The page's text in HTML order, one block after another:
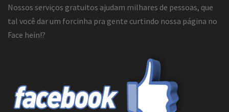
Nossos serviços gratuitos ajudam milhares de pessoas, que
tal você dar um forcinha pra gente curtindo nossa página no
Face hein!?